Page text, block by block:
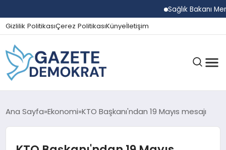
Sağlık Bakanı
Gizlilik PolitikasıÇerez PolitikasıKünyeİletişim
GÜNDEM
EKONOMI
Ana Sayfa Ekonomi KTO Başkanı'ndan 19 Mayıs mesajı